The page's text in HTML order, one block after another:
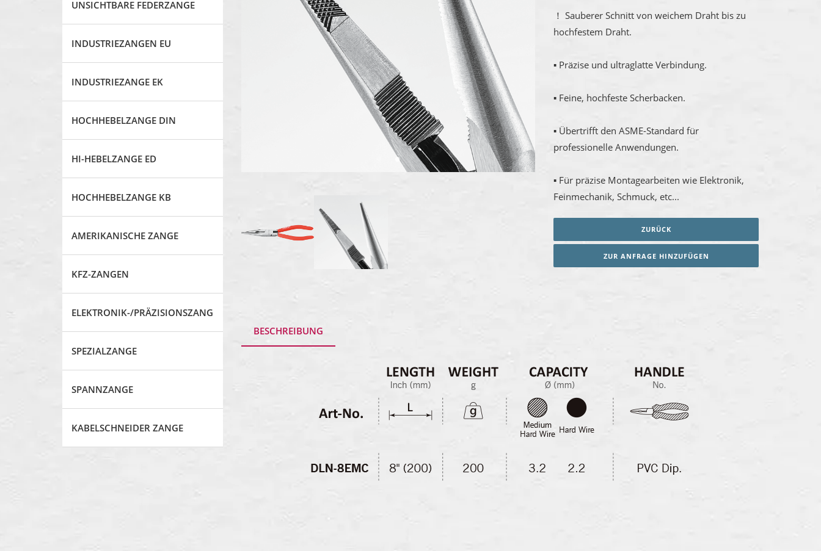
UNSICHTBARE FEDERZANGE
INDUSTRIEZANGEN EU
INDUSTRIEZANGE EK
HOCHHEBELZANGE DIN
HI-HEBELZANGE ED
HOCHHEBELZANGE KB
AMERIKANISCHE ZANGE
KFZ-ZANGEN
ELEKTRONIK-/PRÄZISIONSZANGE
SPEZIALZANGE
SPANNZANGE
KABELSCHNEIDER ZANGE
！ Sauberer Schnitt von weichem Draht bis zu
hochfestem Draht.
▪ Präzise und ultraglatte Verbindung.
▪ Feine, hochfeste Scherbacken.
▪ Übertrifft den ASME-Standard für
professionelle Anwendungen.
▪ Für präzise Montagearbeiten wie Elektronik,
Feinmechanik, Schmuck, etc...
ZURÜCK
ZUR ANFRAGE HINZUFÜGEN
BESCHREIBUNG